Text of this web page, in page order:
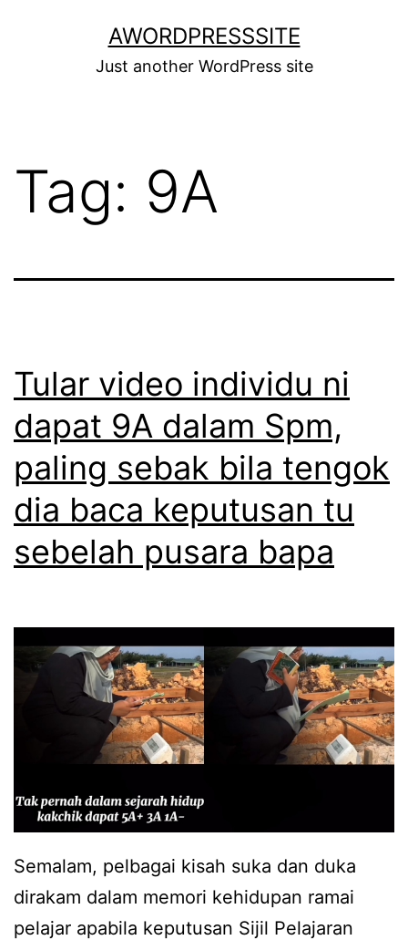
AWORDPRESSSITE
Just another WordPress site
Tag: 9A
Tular video individu ni
dapat 9A dalam Spm,
paling sebak bila tengok
dia baca keputusan tu
sebelah pusara bapa
Semalam, pelbagai kisah suka dan duka
dirakam dalam memori kehidupan ramai
pelajar apabila keputusan Sijil Pelajaran